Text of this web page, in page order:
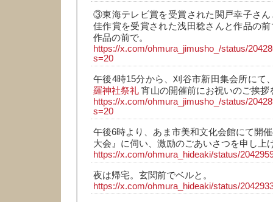
③東海テレビ賞を受賞された関戸幸子さ
佳作賞を受賞された浅田稔さんと作品の
作品の前で。
https://x.com/ohmura_jimusho_/status/
s=20
午後4時15分から、刈谷市新田集会所にて
羅神社祭礼 宵山の開催前にお祝いのご挨拶
https://x.com/ohmura_jimusho_/status/
s=20
午後6時より、あま市美和文化会館にて開
大会』に伺い、激励のごあいさつを申し上
https://x.com/ohmura_hideaki/status/
夜は帰宅。玄関前でベルと。
https://x.com/ohmura_hideaki/status/